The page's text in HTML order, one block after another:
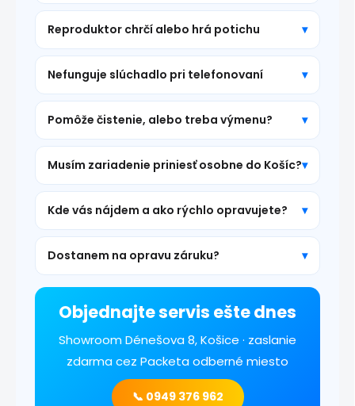
Reproduktor chrčí alebo hrá potichu
Nefunguje slúchadlo pri telefonovaní
Pomôže čistenie, alebo treba výmenu?
Musím zariadenie priniesť osobne do Košíc?
Kde vás nájdem a ako rýchlo opravujete?
Dostanem na opravu záruku?
Objednajte servis ešte dnes
Showroom Dénešova 8, Košice · zaslanie
zdarma cez Packeta odberné miesto
📞 0949 376 962